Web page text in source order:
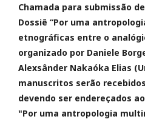
Chamada para submissão
Dossiê “Por uma
etnográficas entre o
organizado por Daniele
Alexsânder Nakaóka Elias
manuscritos serão
devendo ser endereçados
"Por uma antropologia